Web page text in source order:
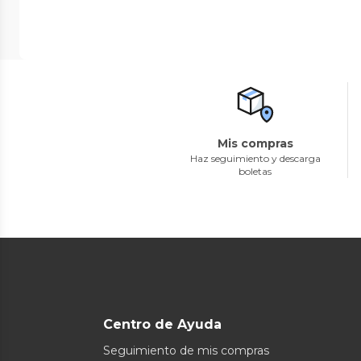
Mis compras
Haz seguimiento y descarga
boletas
Centro de Ayuda
Seguimiento de mis compras